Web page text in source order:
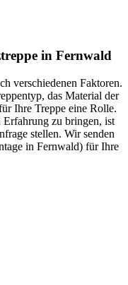
in Fernwald
verschiedenen Faktoren.
das Material der
Ihre Treppe eine Rolle.
zu bringen, ist
stellen. Wir senden
in Fernwald) für Ihre